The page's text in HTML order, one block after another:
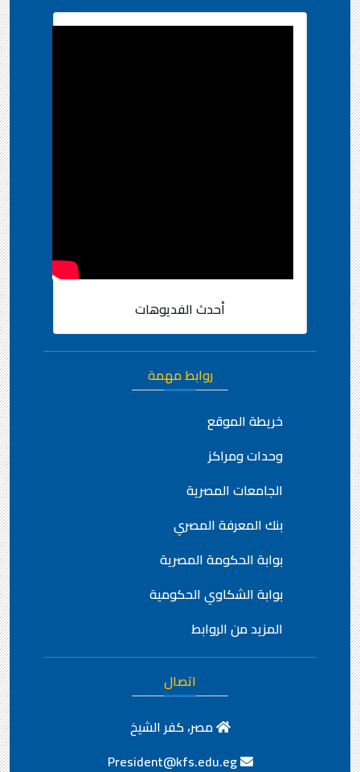
أحدث الفديوهات
روابط مهمة
خريطة الموقع
وحدات ومراكز
الجامعات المصرية
بنك المعرفة المصري
بوابة الحكومة المصرية
بوابة الشكاوي الحكومية
المزيد من الروابط
اتصال
مصر، كفر الشيخ
President@kfs.edu.eg